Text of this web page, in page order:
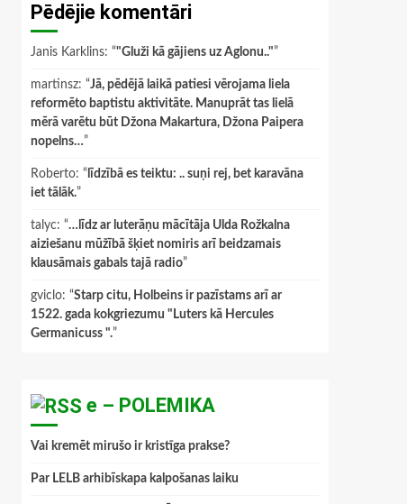
Pēdējie komentāri
Janis Karklins: “"Gluži kā gājiens uz Aglonu.."”
martinsz: “Jā, pēdējā laikā patiesi vērojama liela
reformēto baptistu aktivitāte. Manuprāt tas lielā
mērā varētu būt Džona Makartura, Džona Paipera
nopelns…”
Roberto: “ līdzībā es teiktu: .. suņi rej, bet karavāna
iet tālāk.”
talyc: “…līdz ar luterāņu mācītāja Ulda Rožkalna
aiziešanu mūžībā šķiet nomiris arī beidzamais
klausāmais gabals tajā radio”
gviclo: “Starp citu, Holbeins ir pazīstams arī ar
1522. gada kokgriezumu "Luters kā Hercules
Germanicuss ".”
e – POLEMIKA
Vai kremēt mirušo ir kristīga prakse?
Par LELB arhibīskapa kalpošanas laiku